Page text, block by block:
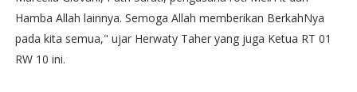
Hamba Allah lainnya. Semoga Allah memberikan BerkahNya
pada kita semua," ujar Herwaty Taher yang juga Ketua RT 01
RW 10 ini.